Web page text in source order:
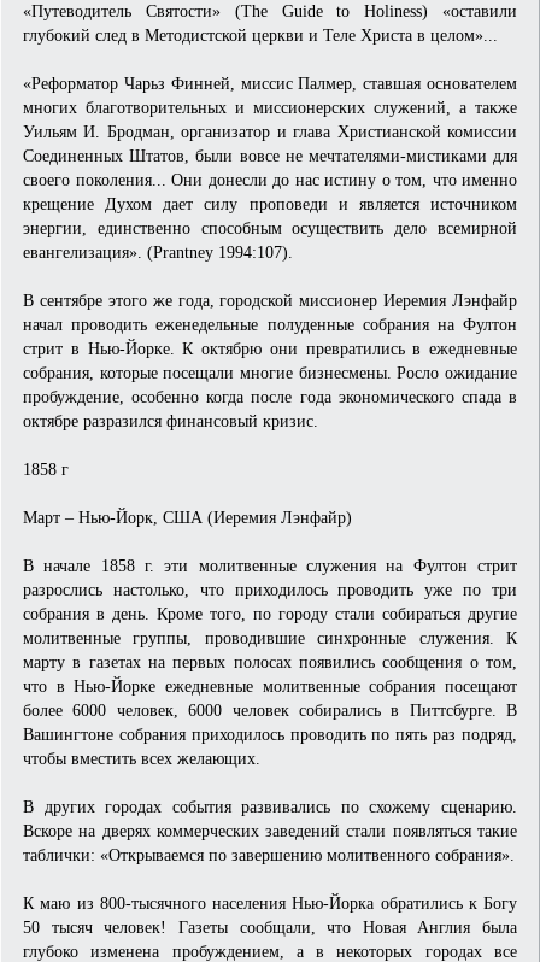
«Путеводитель Святости» (The Guide to Holiness) «оставили
глубокий след в Методистской церкви и Теле Христа в целом»...
«Реформатор Чарьз Финней, миссис Палмер, ставшая основателем
многих благотворительных и миссионерских служений, а также
Уильям И. Бродман, организатор и глава Христианской комиссии
Соединенных Штатов, были вовсе не мечтателями-мистиками для
своего поколения... Они донесли до нас истину о том, что именно
крещение Духом дает силу проповеди и является источником
энергии, единственно способным осуществить дело всемирной
евангелизация». (Prantney 1994:107).
В сентябре этого же года, городской миссионер Иеремия Лэнфайр
начал проводить еженедельные полуденные собрания на Фултон
стрит в Нью-Йорке. К октябрю они превратились в ежедневные
собрания, которые посещали многие бизнесмены. Росло ожидание
пробуждение, особенно когда после года экономического спада в
октябре разразился финансовый кризис.
1858 г
Март – Нью-Йорк, США (Иеремия Лэнфайр)
В начале 1858 г. эти молитвенные служения на Фултон стрит
разрослись настолько, что приходилось проводить уже по три
собрания в день. Кроме того, по городу стали собираться другие
молитвенные группы, проводившие синхронные служения. К
марту в газетах на первых полосах появились сообщения о том,
что в Нью-Йорке ежедневные молитвенные собрания посещают
более 6000 человек, 6000 человек собирались в Питтсбурге. В
Вашингтоне собрания приходилось проводить по пять раз подряд,
чтобы вместить всех желающих.
В других городах события развивались по схожему сценарию.
Вскоре на дверях коммерческих заведений стали появляться такие
таблички: «Открываемся по завершению молитвенного собрания».
К маю из 800-тысячного населения Нью-Йорка обратились к Богу
50 тысяч человек! Газеты сообщали, что Новая Англия была
глубоко изменена пробуждением, а в некоторых городах все